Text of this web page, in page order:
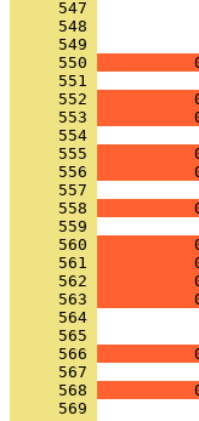
     547
     548
     549
     550
     551
     552
     553
     554
     555
     556
     557
     558
     559
     560
     561
     562
     563
     564
     565
     566
     567
     568
     569